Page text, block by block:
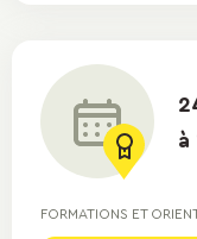
à
FORMATIONS ET